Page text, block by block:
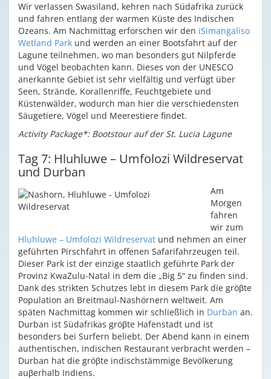
Wir verlassen Swasiland, kehren nach Südafrika zurück
und fahren entlang der warmen Küste des Indischen
Ozeans. Am Nachmittag erforschen wir den iSimangaliso
Wetland Park und werden an einer Bootsfahrt auf der
Lagune teilnehmen, wo man besonders gut Nilpferde
und Vögel beobachten kann. Dieses von der UNESCO
anerkannte Gebiet ist sehr vielfältig und verfügt über
Seen, Strände, Korallenriffe, Feuchtgebiete und
Küstenwälder, wodurch man hier die verschiedensten
Säugetiere, Vögel und Meerestiere findet.
Activity Package*: Bootstour auf der St. Lucia Lagune
Tag 7: Hluhluwe – Umfolozi Wildreservat
und Durban
Am
Morgen
fahren
wir zum
Hluhluwe – Umfolozi Wildreservat und nehmen an einer
geführten Pirschfahrt in offenen Safarifahrzeugen teil.
Dieser Park ist der einzige staatlich geführte Park der
Provinz KwaZulu-Natal in dem die „Big 5“ zu finden sind.
Dank des strikten Schutzes lebt in diesem Park die gröβte
Population an Breitmaul-Nashörnern weltweit. Am
späten Nachmittag kommen wir schließlich in Durban an.
Durban ist Südafrikas gröβte Hafenstadt und ist
besonders bei Surfern beliebt. Der Abend kann in einem
authentischen, indischen Restaurant verbracht werden –
Durban hat die gröβte indischstämmige Bevölkerung
auβerhalb Indiens.